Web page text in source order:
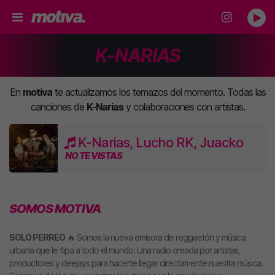
K-NARIAS
En motivate actualizamos los temazos del momento. Todas las
canciones de K-Nariasy colaboraciones con artistas.
K-Narias, Lucho RK, Juacko
NO TE VISTAS
SOMOS MOTIVA
SOLO PERREO 🔥 Somos la nueva emisora de reggaetón y música
urbana que le flipa a todo el mundo. Una radio creada por artistas,
productores y deejays para hacerte llegar directamente nuestra música.